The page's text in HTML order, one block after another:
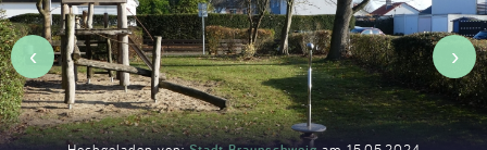
Partner
Kontakt
‹ ›